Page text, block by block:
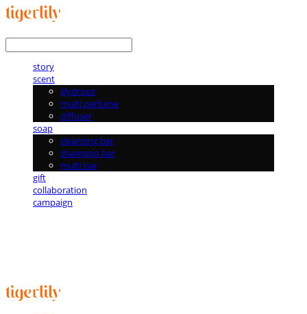
story
scent
lilydrops
multi perfume
diffuser
soap
cleansing bar
shampoo bar
multi bar
gift
collaboration
campaign